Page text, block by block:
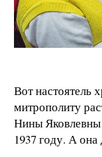
Вот настоятель
митрополиту
Нины Яковлевны
1937 году. А